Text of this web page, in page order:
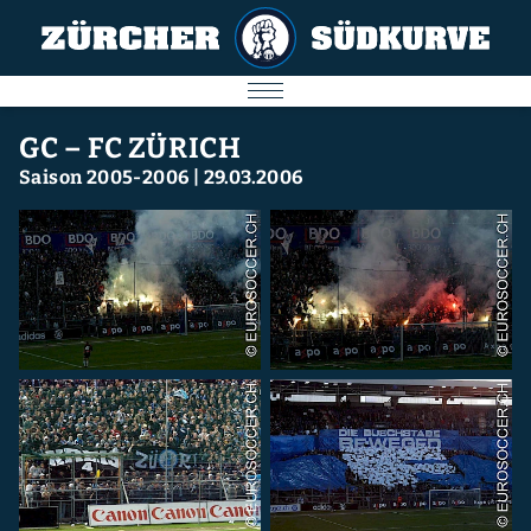
AKTUELL
SPIELE
SÜDKURVE
FC ZÜRICH
IMPRESSUM
Nächstes Spiel
09.08.2026
GC – FC ZÜRICH
Saison 2005-2006 29.03.2006